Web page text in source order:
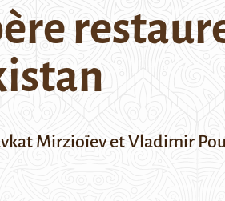
Mirzioïev et Vladimir